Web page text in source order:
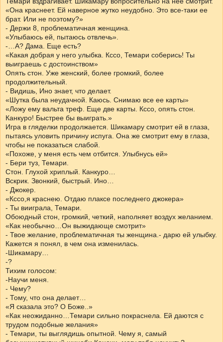
«Она краснеет. Ей наверное жутко неудобно. Это все-таки ее
брат. Или не поэтому?»
- Держи 8, проблематичная женщина.
«Улыбаюсь ей, пытаюсь отвлечь».
-…А? Дама. Еще есть?
«Какая добрая у него улыбка. Кссо, Темари соберись! Ты
выиграешь с достоинством»
Опять стон. Уже женский, более громкий, более
продолжительный.
- Видишь, Ино знает, что делает.
«Шутка была неудачной. Каюсь. Снимаю все ее карты»
«Ложу ему вальта треф. Еще две карты. Кссо, опять стон.
Канкуро! Быстрее бы выиграть.»
Игра в гляделки продолжается. Шикамару смотрит ей в глаза,
пытаясь уловить причину испуга. Она же смотрит ему в глаза,
чтобы не показаться слабой.
«Похоже, у меня есть чем отбится. Улыбнусь ей»
- Бери туз, Темари.
Стон. Глухой хриплый. Канкуро…
Вскрик. Звонкий, быстрый. Ино…
- Джокер.
«Кссо,я краснею. Отдаю плаксе последнего джокера»
- Ты вииграла, Темари.
Обоюдный стон, громкий, четкий, наполняет воздух желанием.
«Как необычно…Он выжидающе смотрит»
- Твое желание, проблематичная ты женщина.- дарю ей улыбку.
Кажется я понял, в чем она изменилась.
-Шикамару…
-?
Тихим голосом:
-Научи меня.
- Чему?
- Тому, что она делает…
«Я сказала это? О Боже..»
«Как неожиданно…Темари сильно покраснела. Ей даются с
трудом подобные желания»
- Темари, ты выглядишь опытной. Чему я, самый